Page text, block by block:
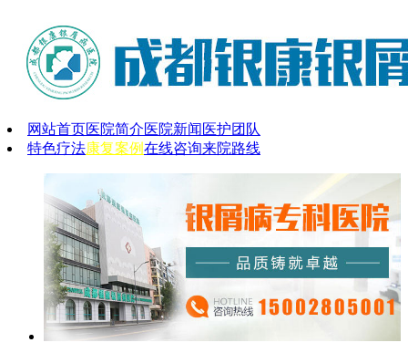
网站首页医院简介医院新闻 医护团队
特色疗法康复案例在线咨询来院路线